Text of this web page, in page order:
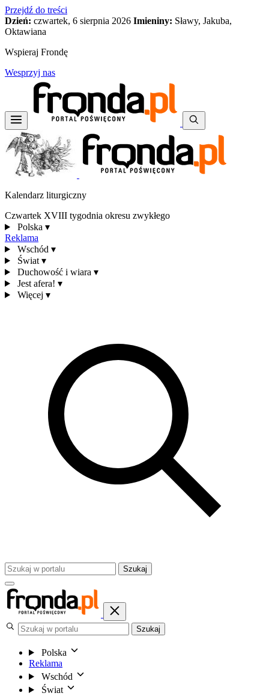
Przejdź do treści
Dzień: czwartek, 6 sierpnia 2026 Imieniny: Sławy, Jakuba,
Oktawiana
Wspieraj Frondę
Wesprzyj nas
Kalendarz liturgiczny
Czwartek XVIII tygodnia okresu zwykłego
Polska ▾
Reklama
Wschód ▾
Świat ▾
Duchowość i wiara ▾
Jest afera! ▾
Więcej ▾
Szukaj
Szukaj
Polska
Reklama
Wschód
Świat